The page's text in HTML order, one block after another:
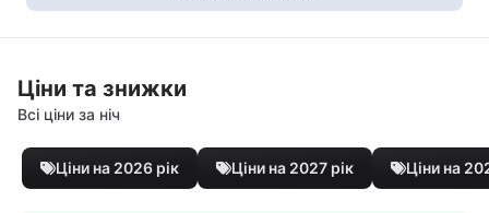
Ціни та знижки
Всі ціни за ніч
Ціни на 2026 рік Ціни на 2027 рік Ціни на